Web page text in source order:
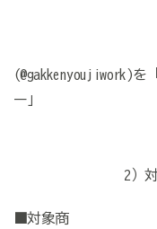
(@gakkenyoujiwork)を
2 ）
■対象商